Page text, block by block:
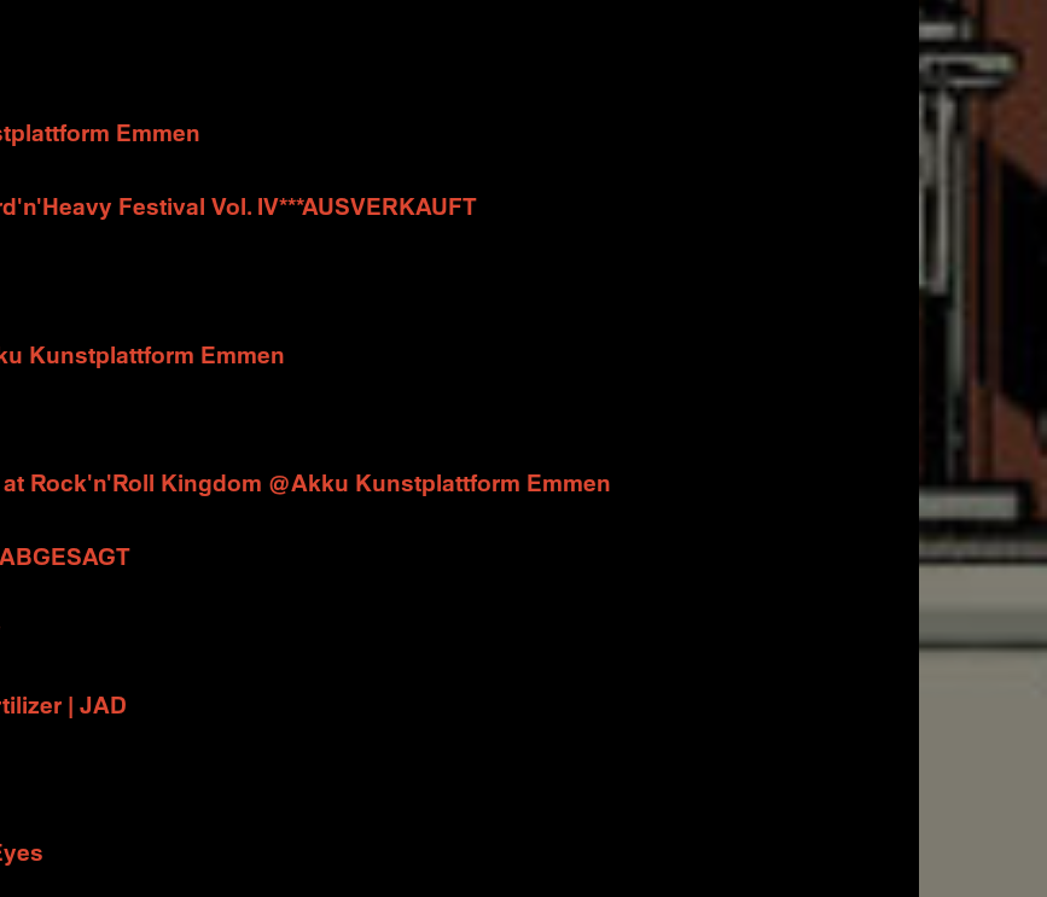
Emmen
Festival Vol. IV***AUSVERKAUFT
Kunstplattform Emmen
Rock'n'Roll Kingdom @Akku Kunstplattform Emmen
| JAD